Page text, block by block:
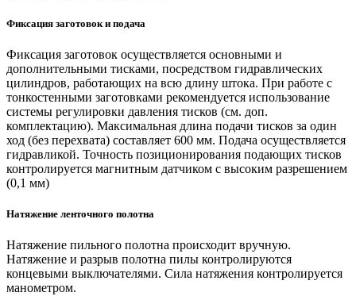
Фиксация заготовок и подача
Фиксация заготовок осуществляется основными и
дополнительными тисками, посредством гидравлических
цилиндров, работающих на всю длину штока. При работе с
тонкостенными заготовками рекомендуется использование
системы регулировки давления тисков (см. доп.
комплектацию). Максимальная длина подачи тисков за один
ход (без перехвата) составляет 600 мм. Подача осуществляется
гидравликой. Точность позиционирования подающих тисков
контролируется магнитным датчиком с высоким разрешением
(0,1 мм)
Натяжение ленточного полотна
Натяжение пильного полотна происходит вручную.
Натяжение и разрыв полотна пилы контролируются
концевыми выключателями. Сила натяжения контролируется
манометром.